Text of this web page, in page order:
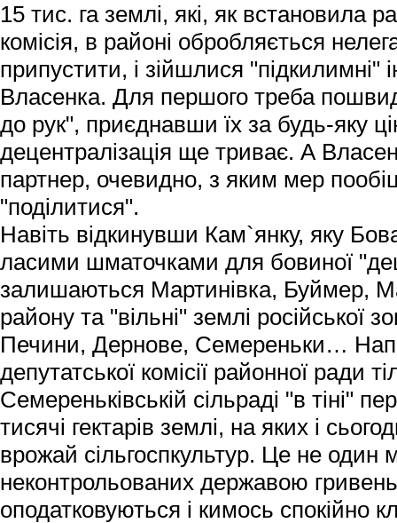
15 тис. га землі, які, як встановила
комісія, в районі обробляється
припустити, і зійшлися "підкилимні"
Власенка. Для першого треба
до рук", приєднавши їх за будь-яку
децентралізація ще триває. А
партнер, очевидно, з яким мер
"поділитися".
Навіть відкинувши Кам`янку, яку
ласими шматочками для бовиної
залишаються Мартинівка, Буймер,
району та "вільні" землі російської
Печини, Дернове, Семереньки…
депутатської комісії районної ради
Семереньківській сільраді "в тіні"
тисячі гектарів землі, на яких і
врожай сільгоспкультур. Це не один
неконтрольованих державою
оподатковуються і кимось спокійно